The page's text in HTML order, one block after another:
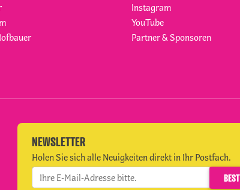
Instagram
YouTube
Partner & Sponsoren
NEWSLETTER
Holen Sie sich alle Neuigkeiten direkt in Ihr Postfach.